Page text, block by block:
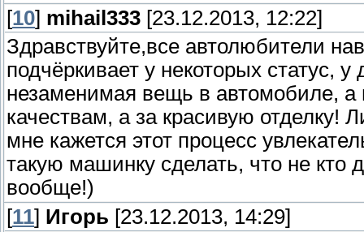
[10] mihail333 [23.12.2013, 12:22]
Здравствуйте,все автолюбители
подчёркивает у некоторых статус,
незаменимая вещь в автомобиле, а
качествам, а за красивую
мне кажется этот процесс
такую машинку сделать, что не кто
вообще!)
[11] Игорь [23.12.2013, 14:29]